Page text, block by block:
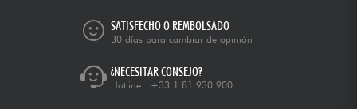
SATISFECHO O REMBOLSADO
30 días para cambiar de opinión
¿NECESITAR CONSEJO?
Hotline : +33 1 81 930 900